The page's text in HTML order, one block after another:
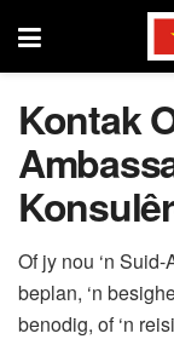
Kontak
Of jy nou ‘n
beplan, ‘n
benodig, of ‘n